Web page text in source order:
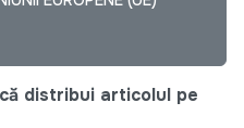
distribui articolul pe